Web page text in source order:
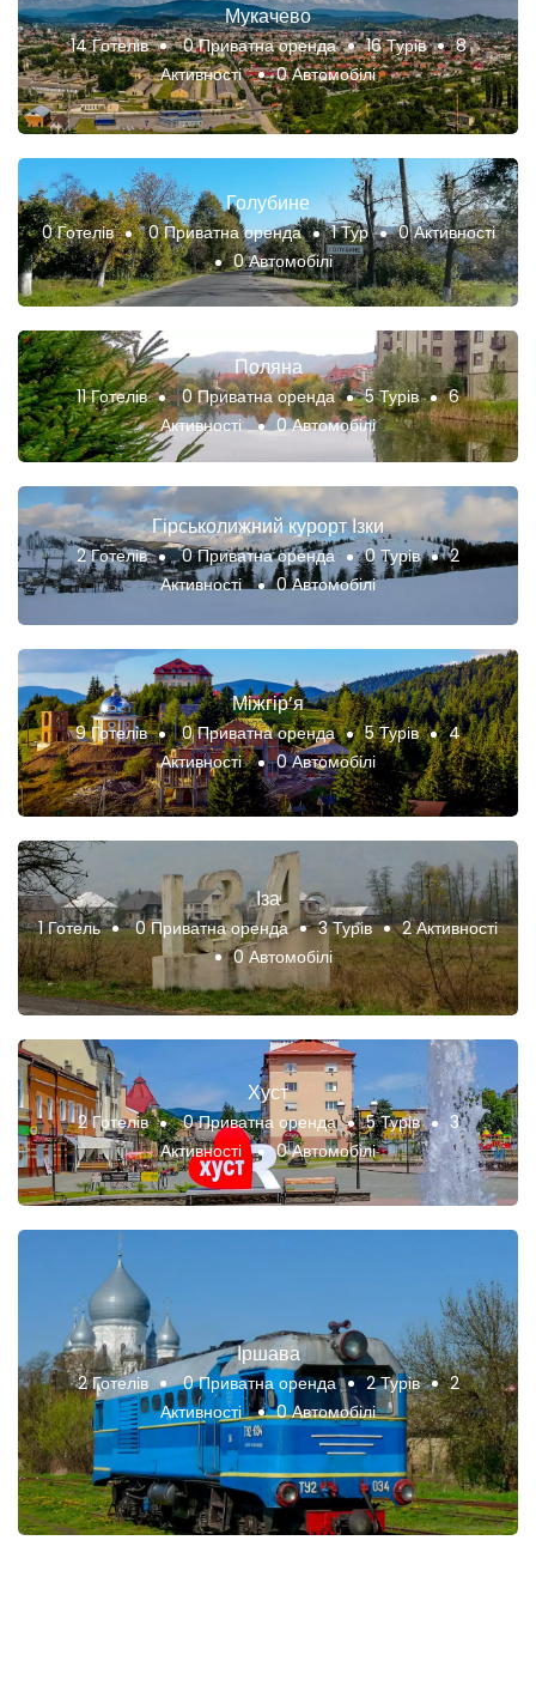
Мукачево
14 Готелів 0 Приватна оренда 16 Турів
8
Активності
0 Автомобілі
Голубине
0 Готелів 0 Приватна оренда 1 Тур
0 Активності
0 Автомобілі
Поляна
11 Готелів 0 Приватна оренда 5 Турів
6
Активності
0 Автомобілі
Гірськолижний курорт Ізки
2 Готелів 0 Приватна оренда 0 Турів
2
Активності
0 Автомобілі
Міжгір’я
9 Готелів 0 Приватна оренда 5 Турів
4
Активності
0 Автомобілі
Іза
1 Готель 0 Приватна оренда 3 Турів
2 Активності
0 Автомобілі
Хуст
2 Готелів 0 Приватна оренда 5 Турів
3
Активності
0 Автомобілі
Іршава
2 Готелів 0 Приватна оренда 2 Турів
2
Активності
0 Автомобілі